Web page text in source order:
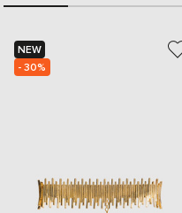
NEW
- 30%